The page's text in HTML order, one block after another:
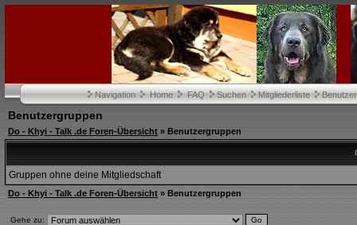
Navigation Home FAQ Suchen Mitgliederliste
Benutzergruppen
Do - Khyi - Talk .de Foren-Übersicht » Benutzergruppen
Gruppen ohne deine Mitgliedschaft
Do - Khyi - Talk .de Foren-Übersicht » Benutzergruppen
Gehe zu: